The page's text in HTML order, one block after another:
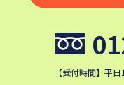
【受付時間】平